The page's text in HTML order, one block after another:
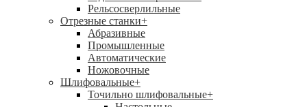
Рельсосверлильные
Отрезные станки+
Абразивные
Промышленные
Автоматические
Ножовочные
Шлифовальные+
Точильно шлифовальные+